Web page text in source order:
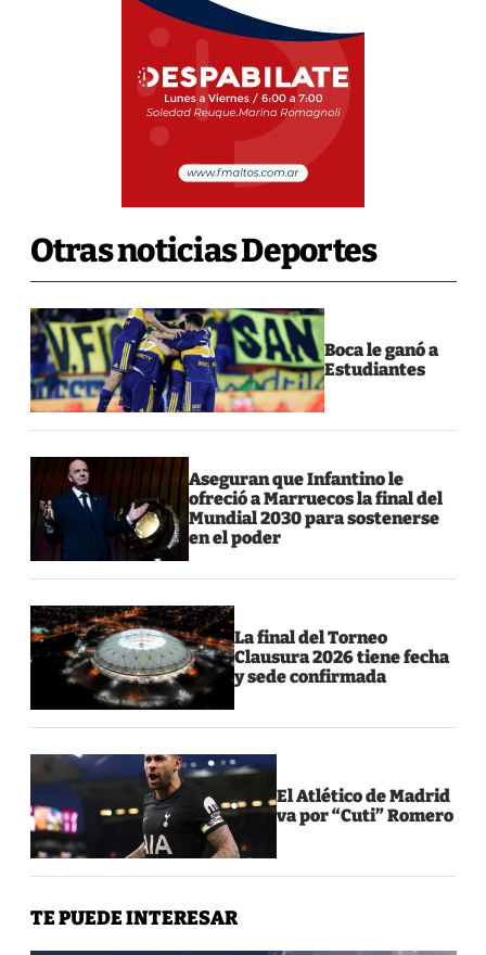
Otras noticias Deportes
Boca le ganó a
Estudiantes
Aseguran que Infantino le
ofreció a Marruecos la final del
Mundial 2030 para sostenerse
en el poder
La final del Torneo
Clausura 2026 tiene fecha
y sede confirmada
El Atlético de Madrid
va por “Cuti” Romero
TE PUEDE INTERESAR